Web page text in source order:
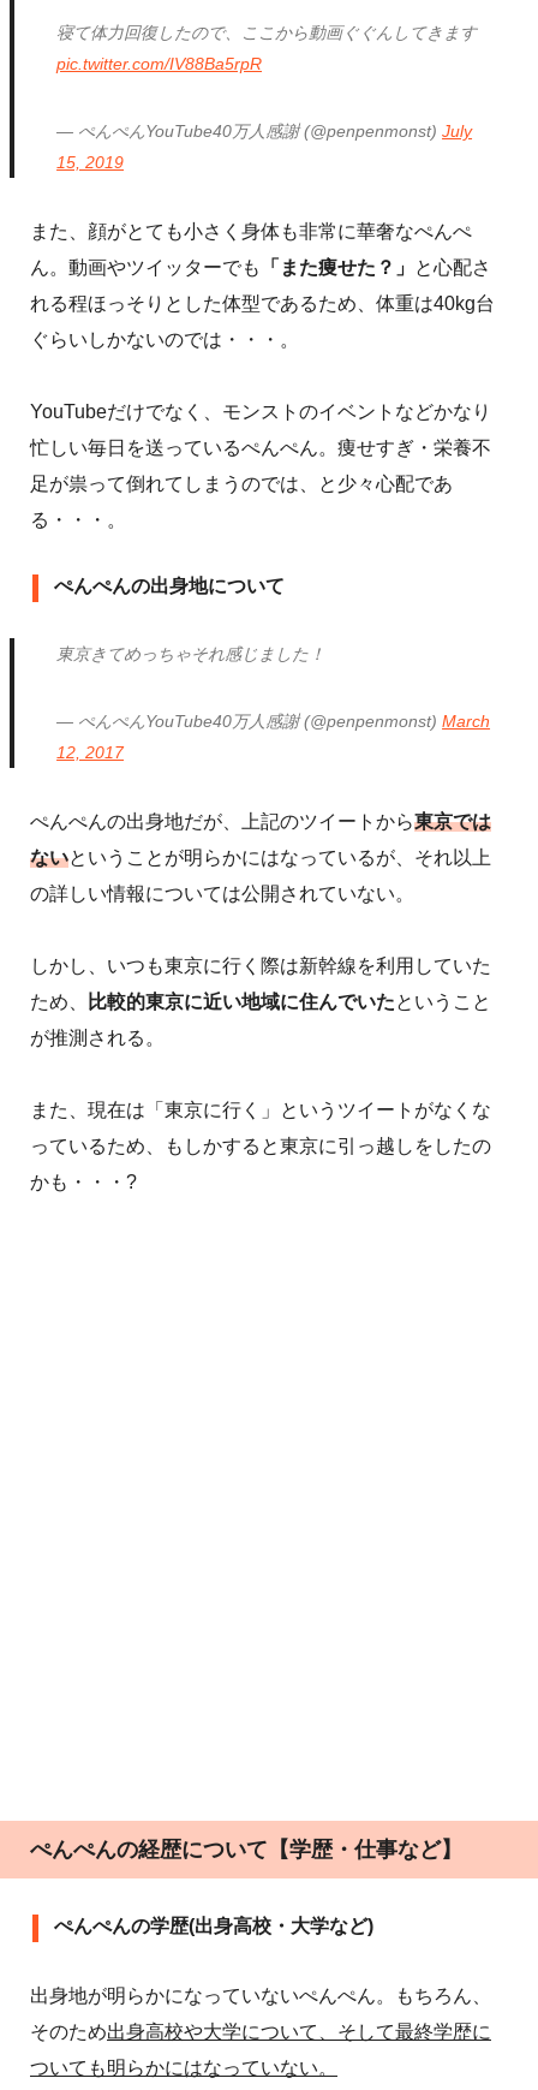
寝て体力回復したので、ここから動画ぐぐんしてきます
pic.twitter.com/IV88Ba5rpR
— ぺんぺんYouTube40万人感謝 (@penpenmonst)July
15, 2019
また、顔がとても小さく身体も非常に華奢なぺんぺ
ん。動画やツイッターでも
「また痩せた？」 と心配さ
れる程ほっそりとした体型であるため、体重は40kg台
ぐらいしかないのでは・・・。
YouTubeだけでなく、モンストのイベントなどかなり
忙しい毎日を送っているぺんぺん。痩せすぎ・栄養不
足が祟って倒れてしまうのでは、と少々心配であ
る・・・。
ぺんぺんの出身地について
東京きてめっちゃそれ感じました！
— ぺんぺんYouTube40万人感謝 (@penpenmonst)March
12, 2017
ぺんぺんの出身地だが、上記のツイートから東京では
ないということが明らかにはなっているが、それ以上
の詳しい情報については公開されていない。
しかし、いつも東京に行く際は新幹線を利用していた
ため、
比較的東京に近い地域に住んでいたということ
が推測される。
また、現在は「東京に行く」というツイートがなくな
っているため、もしかすると東京に引っ越しをしたの
かも・・・?
ぺんぺんの経歴について【学歴・仕事など】
ぺんぺんの学歴(出身高校・大学など)
出身地が明らかになっていないぺんぺん。もちろん、
そのため出身高校や大学について、そして最終学歴に
ついても明らかにはなっていない。